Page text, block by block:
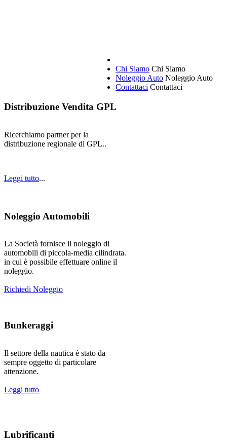
Chi Siamo Chi Siamo
Noleggio Auto Noleggio Auto
Contattaci Contattaci
Distribuzione Vendita GPL
Ricerchiamo partner per la
distribuzione regionale di GPL..
Leggi tutto...
Noleggio Automobili
La Società fornisce il noleggio di
automobili di piccola-media cilindrata.
in cui è possibile effettuare online il
noleggio.
Richiedi Noleggio
Bunkeraggi
Il settore della nautica è stato da
sempre oggetto di particolare
attenzione.
Leggi tutto
Lubrificanti